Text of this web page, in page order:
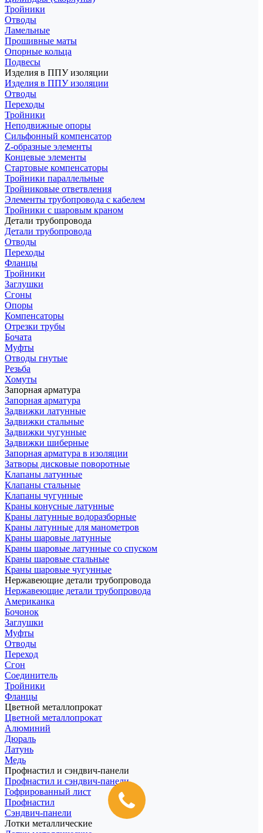
Тройники
Отводы
Ламельные
Прошивные маты
Опорные кольца
Подвесы
Изделия в ППУ изоляции
Изделия в ППУ изоляции
Отводы
Переходы
Тройники
Неподвижные опоры
Cильфонный компенсатор
Z-образные элементы
Концевые элементы
Стартовые компенсаторы
Тройники параллельные
Тройниковые ответвления
Элементы трубопровода с кабелем
Тройники с шаровым краном
Детали трубопровода
Детали трубопровода
Отводы
Переходы
Фланцы
Тройники
Заглушки
Сгоны
Опоры
Компенсаторы
Отрезки трубы
Бочата
Муфты
Отводы гнутые
Резьба
Хомуты
Запорная арматура
Запорная арматура
Задвижки латунные
Задвижки стальные
Задвижки чугунные
Задвижки шиберные
Запорная арматура в изоляции
Затворы дисковые поворотные
Клапаны латунные
Клапаны стальные
Клапаны чугунные
Краны конусные латунные
Краны латунные водоразборные
Краны латунные для манометров
Краны шаровые латунные
Краны шаровые латунные со спуском
Краны шаровые стальные
Краны шаровые чугунные
Нержавеющие детали трубопровода
Нержавеющие детали трубопровода
Американка
Бочонок
Заглушки
Муфты
Отводы
Переход
Сгон
Соединитель
Тройники
Фланцы
Цветной металлопрокат
Цветной металлопрокат
Алюминий
Дюраль
Латунь
Медь
Профнастил и сэндвич-панели
Профнастил и сэндвич-панели
Гофрированный лист
Профнастил
Сэндвич-панели
Лотки металлические